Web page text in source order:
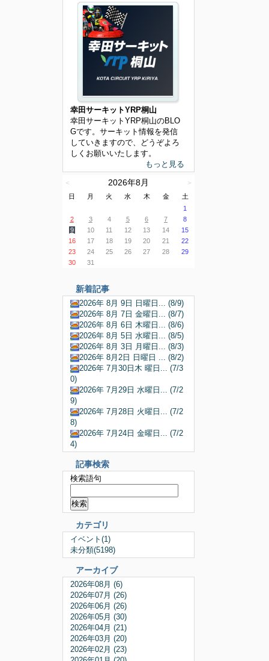
幸田サーキットYRP桐山
幸田サーキットYRP桐山のBLO
Gです。サーキット情報を発信
していきますので、どうぞよろ
しくお願いいたします。
もっと見る
＜ 2026年8月
＞
日
月 火 水 木 金
土
1
2
3 4 5 6 7
8
9
10 11 12 13 14
15
16
17 18 19 20 21
22
23
24 25 26 27 28
29
30
31
新着記事
2026年 8月 9日 日曜日... (8/9)
2026年 8月 7日 金曜日... (8/7)
2026年 8月 6日 木曜日... (8/6)
2026年 8月 5日 水曜日... (8/5)
2026年 8月 3日 月曜日... (8/3)
2026年 8月2日 日曜日 ... (8/2)
2026年 7月30日木 曜日... (7/3
0)
2026年 7月29日 水曜日... (7/2
9)
2026年 7月28日 火曜日... (7/2
8)
2026年 7月24日 金曜日... (7/2
4)
記事検索
検索語句
カテゴリ
イベント(1)
未分類(5198)
アーカイブ
2026年08月 (6)
2026年07月 (26)
2026年06月 (26)
2026年05月 (30)
2026年04月 (21)
2026年03月 (20)
2026年02月 (23)